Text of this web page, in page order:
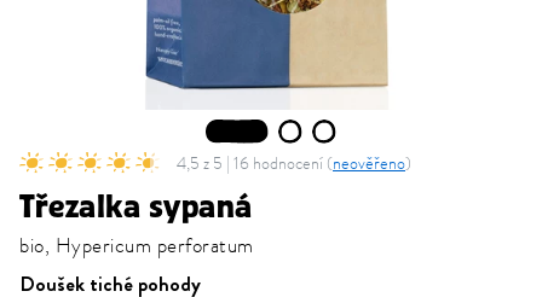
2 3
4,5 z 5 | 16 hodnocení (neověřeno)
Třezalka sypaná
bio, Hypericum perforatum
Doušek tiché pohody